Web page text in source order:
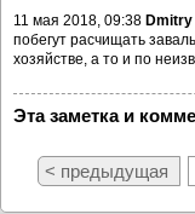
11 мая 2018, 09:38 Dmitry
побегут расчищать
хозяйстве, а то и по
Эта заметка и
< предыдущая